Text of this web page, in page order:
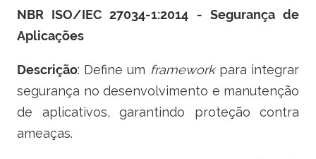
NBR ISO/IEC 27034-1:2014 - Segurança de
Aplicações
Descrição: Define um framework para integrar
segurança no desenvolvimento e manutenção
de aplicativos, garantindo proteção contra
ameaças.